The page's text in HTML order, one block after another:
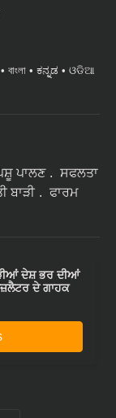
বাংলা ಕನ್ನಡ
ଓଡିଆ
ਪਾਲਣ
ਸਫਲਤਾ
ਬਾੜੀ
ਫਾਰਮ
ਦੇਸ਼ ਭਰ ਦੀਆਂ
ਦੇ ਗਾਹਕ